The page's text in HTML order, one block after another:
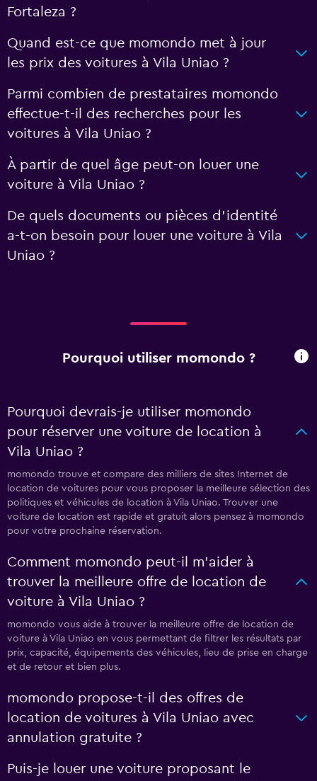
Fortaleza ?
Quand est-ce que momondo met à jour
les prix des voitures à Vila Uniao ?
Parmi combien de prestataires momondo
effectue-t-il des recherches pour les
voitures à Vila Uniao ?
À partir de quel âge peut-on louer une
voiture à Vila Uniao ?
De quels documents ou pièces d'identité
a-t-on besoin pour louer une voiture à Vila
Uniao ?
Pourquoi utiliser momondo ?
Pourquoi devrais-je utiliser momondo
pour réserver une voiture de location à
Vila Uniao ?
momondo trouve et compare des milliers de sites Internet de
location de voitures pour vous proposer la meilleure sélection des
politiques et véhicules de location à Vila Uniao. Trouver une
voiture de location est rapide et gratuit alors pensez à momondo
pour votre prochaine réservation.
Comment momondo peut-il m’aider à
trouver la meilleure offre de location de
voiture à Vila Uniao ?
momondo vous aide à trouver la meilleure offre de location de
voiture à Vila Uniao en vous permettant de filtrer les résultats par
prix, capacité, équipements des véhicules, lieu de prise en charge
et de retour et bien plus.
momondo propose-t-il des offres de
location de voitures à Vila Uniao avec
annulation gratuite ?
Puis-je louer une voiture proposant le